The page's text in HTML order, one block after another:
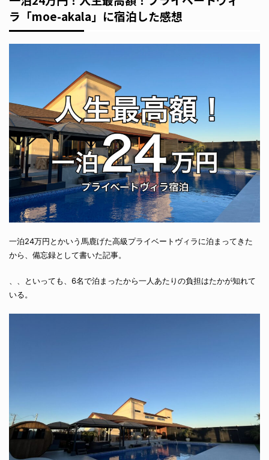
ラ「moe-akala」に宿泊した感想
一泊24万円とかいう馬鹿げた高級プライベートヴィラに泊まってきた
から、備忘録として書いた記事。
、、といっても、6名で泊まったから一人あたりの負担はたかが知れて
いる。